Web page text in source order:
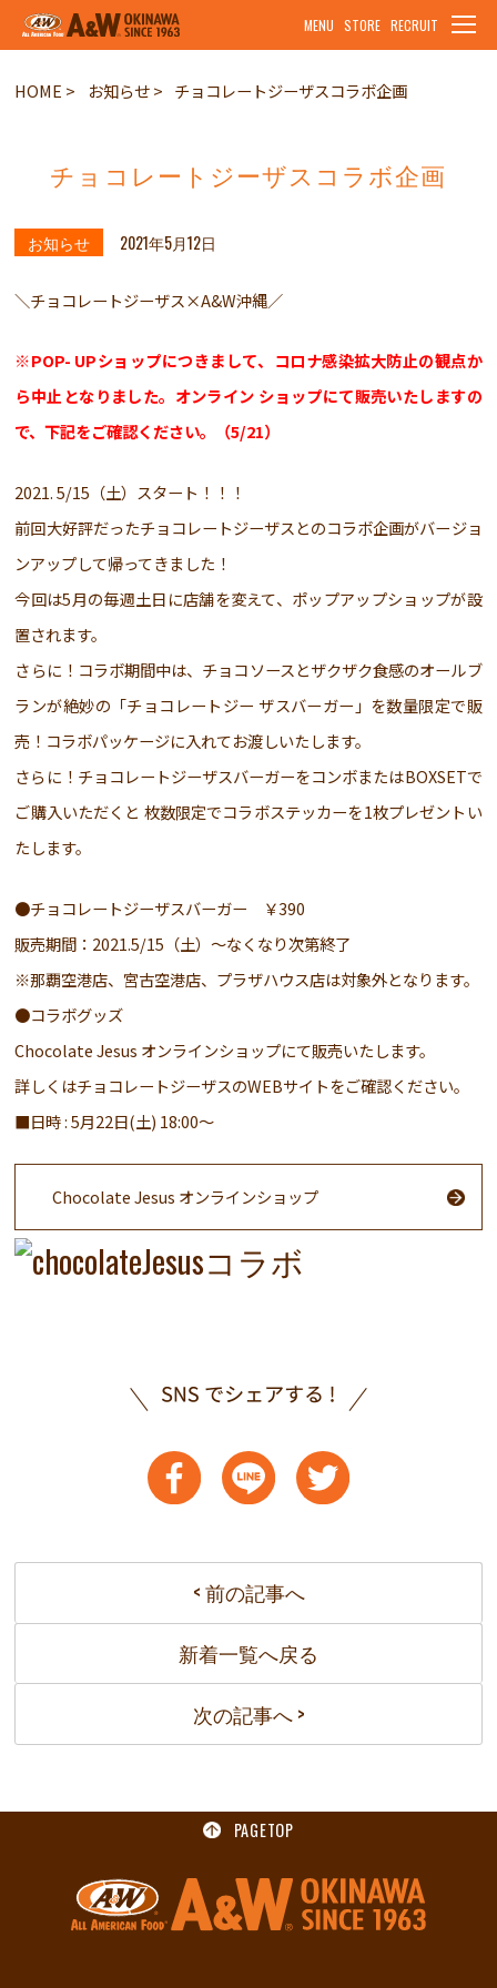
MENU STORE RECRUIT
HOME お知らせ チョコレートジーザスコラボ企画
チョコレートジーザスコラボ企画
お知らせ 2021年5月12日
＼チョコレートジーザス×A&W沖縄／
※POP- UPショップにつきまして、コロナ感染拡大防止の観点か
ら中止となりました。オンライン ショップにて販売いたしますの
で、下記をご確認ください。（5/21）
2021. 5/15（土）スタート！！！
前回大好評だったチョコレートジーザスとのコラボ企画がバージョ
ンアップして帰ってきました！
今回は5月の毎週土日に店舗を変えて、ポップアップショップが設
置されます。
さらに！コラボ期間中は、チョコソースとザクザク食感のオールブ
ランが絶妙の「チョコレートジー ザスバーガー」を数量限定で販
売！コラボパッケージに入れてお渡しいたします。
さらに！チョコレートジーザスバーガーをコンボまたはBOXSETで
ご購入いただくと 枚数限定でコラボステッカーを1枚プレゼントい
たします。
●チョコレートジーザスバーガー ￥390
販売期間：2021.5/15（土）〜なくなり次第終了
※那覇空港店、宮古空港店、プラザハウス店は対象外となります。
●コラボグッズ
Chocolate Jesus オンラインショップにて販売いたします。
詳しくはチョコレートジーザスのWEBサイトをご確認ください。
■日時 : 5月22日(土) 18:00〜
Chocolate Jesus オンラインショップ
< 前の記事へ
新着一覧へ戻る
次の記事へ >
PAGETOP